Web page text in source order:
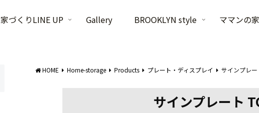
家づくりLINE UP Gallery BROOKLYN style ママンの
HOME Home-storage Products プレート・ディスプレイ サインプレー
サインプレート